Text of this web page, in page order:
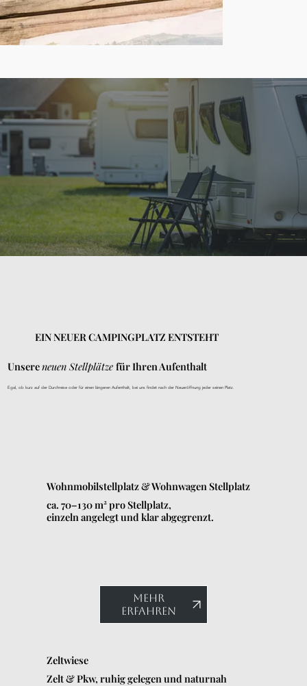
EIN NEUER CAMPINGPLATZ ENTSTEHT
Unsereneuen Stellplätze für Ihren Aufenthalt
Egal, ob kurz auf der Durchreise oder für einen längeren Aufenthalt, bei uns findet nach der Neueröffnung jeder seinen Platz.
Wohnmobilstellplatz & Wohnwagen Stellplatz
ca. 70–130 m² pro Stellplatz,
einzeln angelegt und klar abgegrenzt.
MEHR
ERFAHREN
Zeltwiese
Zelt & Pkw, ruhig gelegen und naturnah